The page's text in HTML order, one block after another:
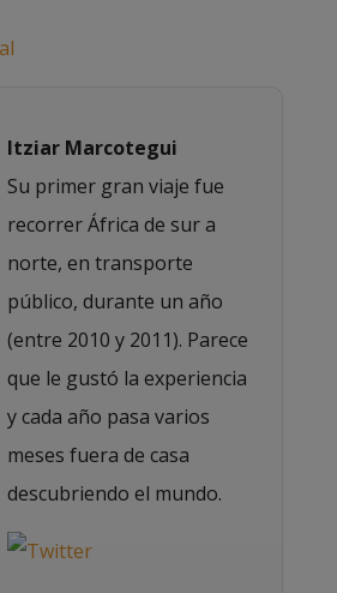
Itziar Marcotegui
Su primer gran viaje fue
recorrer África de sur a
norte, en transporte
público, durante un año
(entre 2010 y 2011). Parece
que le gustó la experiencia
y cada año pasa varios
meses fuera de casa
descubriendo el mundo.